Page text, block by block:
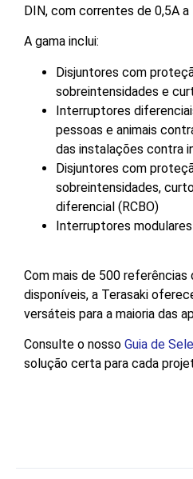
DIN, com correntes de 0,5A a
A gama inclui:
Disjuntores com
sobreintensidades e
Interruptores
pessoas e animais
das instalações contra
Disjuntores com
sobreintensidades,
diferencial (RCBO)
Interruptores modulares
Com mais de 500 referências
disponíveis, a Terasaki
versáteis para a maioria das
Consulte o nosso Guia de
solução certa para cada